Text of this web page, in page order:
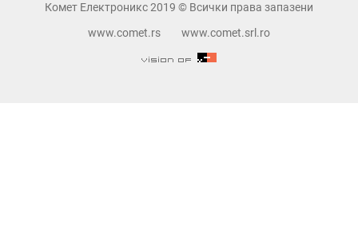
Комет Електроникс 2019 © Всички права запазени
www.comet.rs
www.comet.srl.ro